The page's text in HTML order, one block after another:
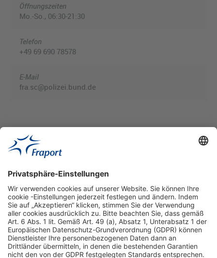
Öffnungszeiten
Mo.-So., 06:30-21:30
Telefon
+49 69 690 78578
E-Mail
fra.sc@polizei.bund.de
Hilfreiche Links
Online einkaufen & buchen